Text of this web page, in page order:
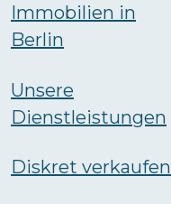
Immobilien in
Berlin
Unsere
Dienstleistungen
Diskret verkaufen